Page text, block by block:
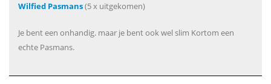
Wilfied Pasmans(5 x uitgekomen)
Je bent een onhandig. maar je bent ook wel slim Kortom een
echte Pasmans.